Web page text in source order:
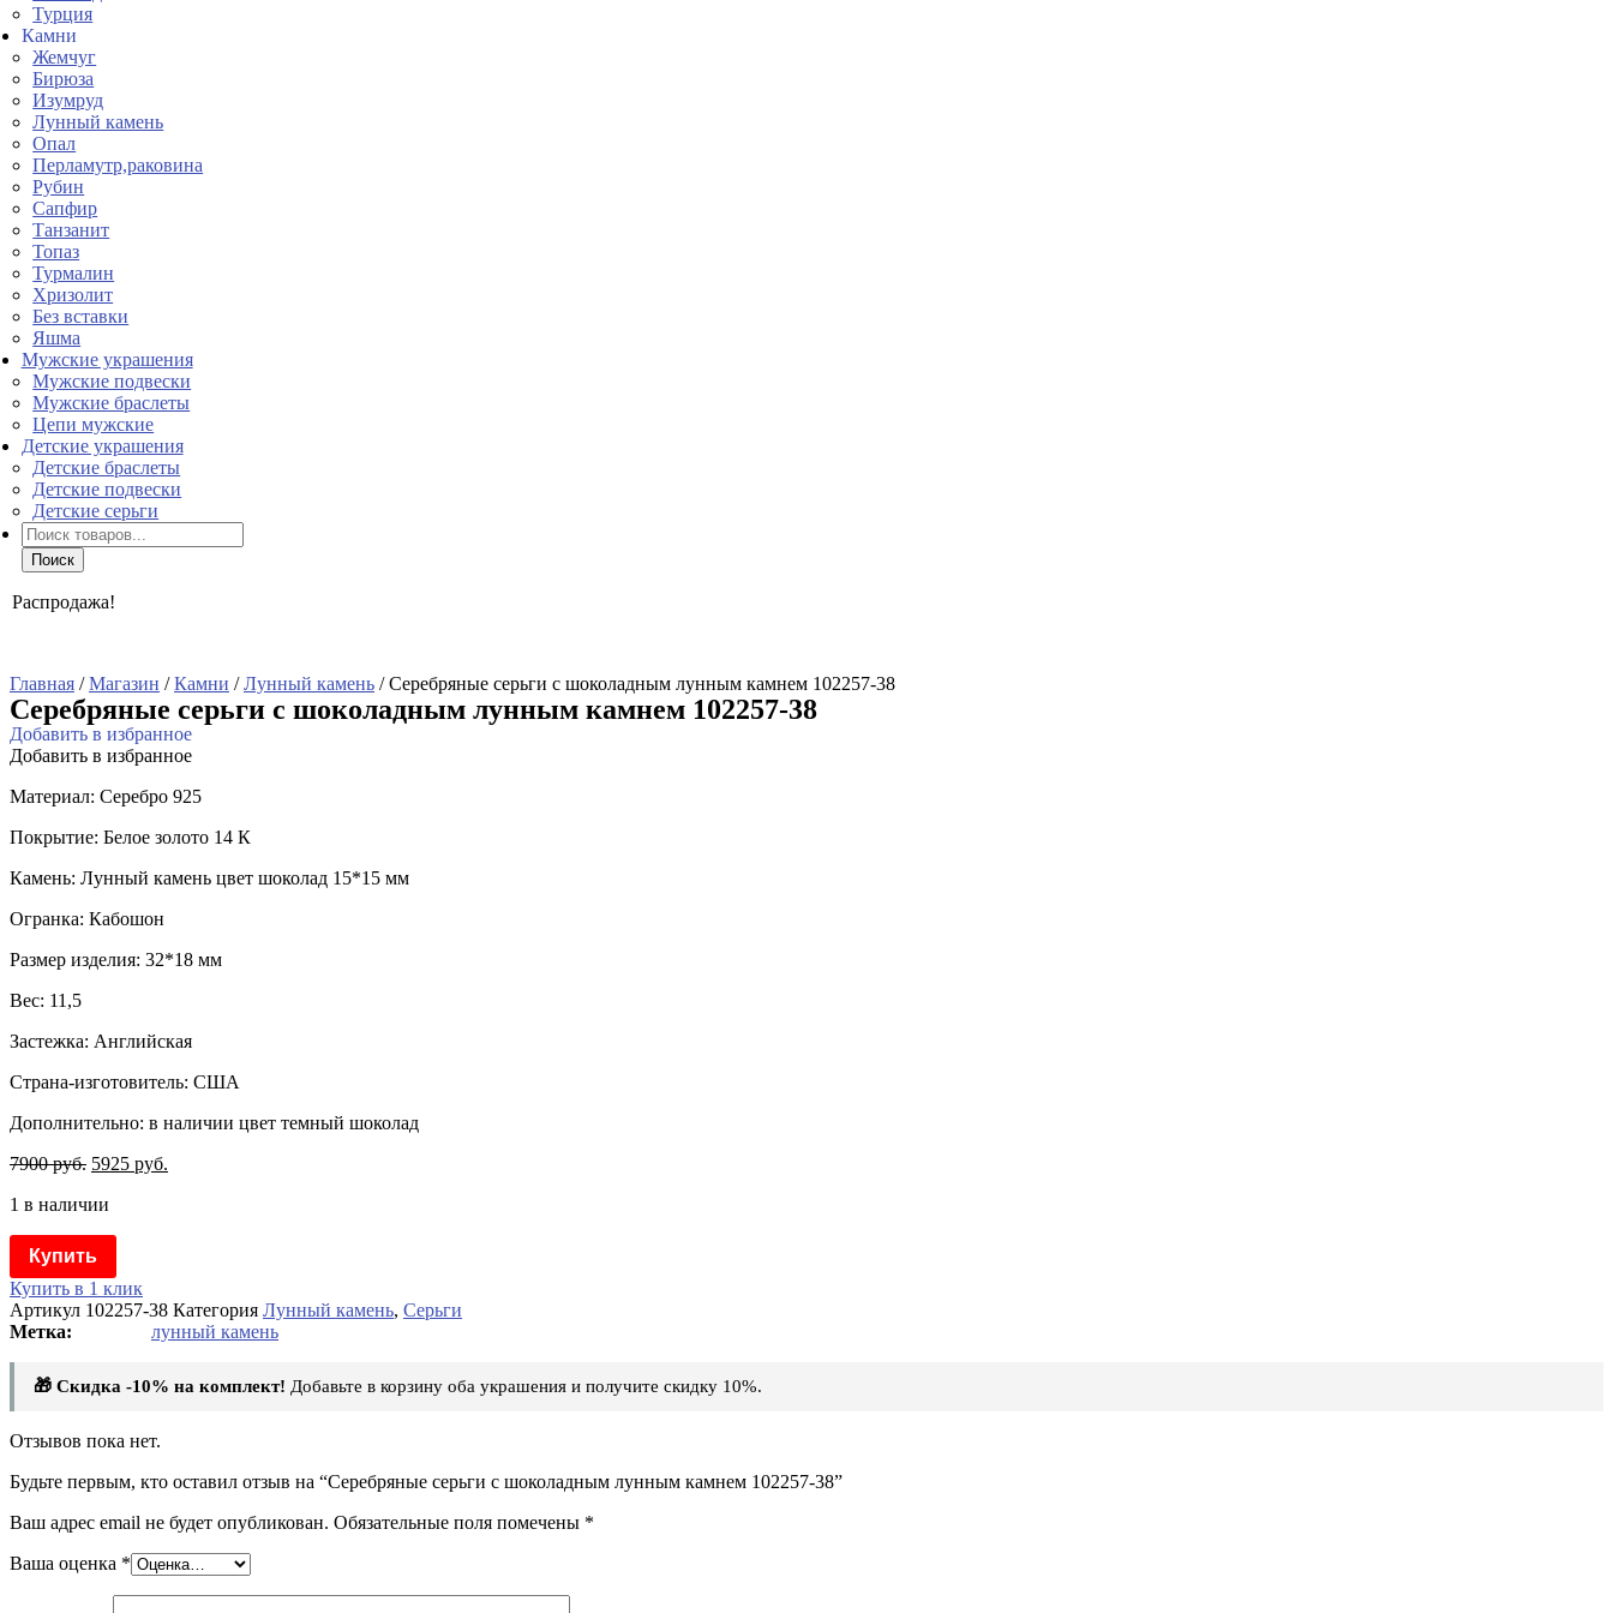
Турция
Камни
Жемчуг
Бирюза
Изумруд
Лунный камень
Опал
Перламутр,раковина
Рубин
Сапфир
Танзанит
Топаз
Турмалин
Хризолит
Без вставки
Яшма
Мужские украшения
Мужские подвески
Мужские браслеты
Цепи мужские
Детские украшения
Детские браслеты
Детские подвески
Детские серьги
Поиск
товаров
Поиск
Распродажа!
Главная /Магазин /Камни /Лунный камень / Серебряные серьги с шоколадным лунным камнем 102257-38
Серебряные серьги с шоколадным лунным камнем 102257-38
Добавить в избранное
Добавить в избранное
Материал: Серебро 925
Покрытие: Белое золото 14 К
Камень: Лунный камень цвет шоколад 15*15 мм
Огранка: Кабошон
Размер изделия: 32*18 мм
Вес: 11,5
Застежка: Английская
Страна-изготовитель: США
Дополнительно: в наличии цвет темный шоколад
7900руб. 5925 руб.
1 в наличии
Купить
Купить в 1 клик
Артикул 102257-38 Категория Лунный камень, Серьги
лунный камень
🎁 Скидка -10% на комплект! Добавьте в корзину оба украшения и получите скидку 10%.
Отзывов пока нет.
Будьте первым, кто оставил отзыв на “Серебряные серьги с шоколадным лунным камнем 102257-38”
Ваш адрес email не будет опубликован. Обязательные поля помечены *
Ваша оценка *